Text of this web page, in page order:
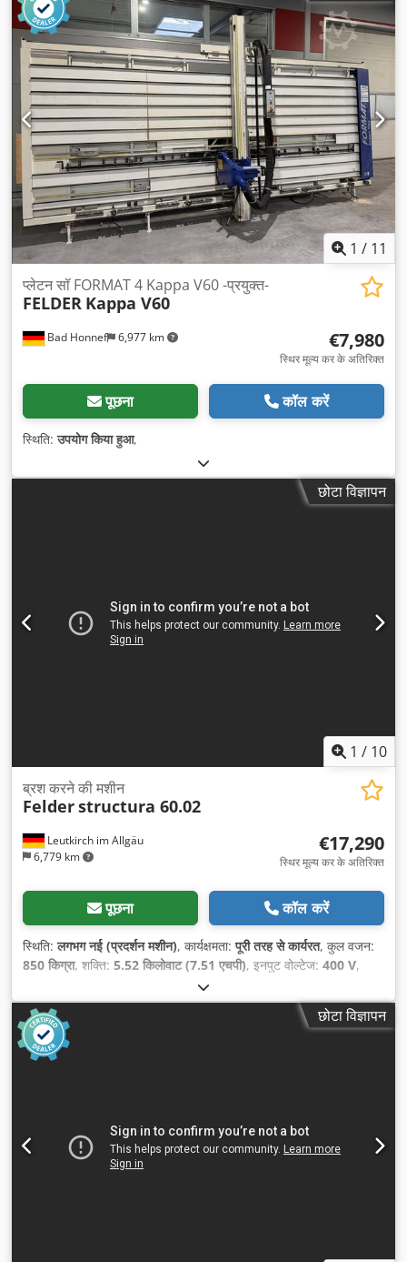
1 / 11
Bad Honnef 6,977 km
प्लेटन सॉ FORMAT 4 Kappa V60 -प्रयुक्त-
FELDER Kappa V60
€7,980
स्थिर मूल्य कर के अतिरिक्त
पूछना कॉल करें
स्थिति:उपयोग किया हुआ,
छोटा विज्ञापन
1 / 10
Leutkirch im Allgäu
6,779 km
ब्रश करने की मशीन
Felderstructura 60.02
€17,290
स्थिर मूल्य कर के अतिरिक्त
पूछना कॉल करें
स्थिति:लगभग नई (प्रदर्शन मशीन), कार्यक्षमता:पूरी तरह से कार्यरत, कुल वजन:
850 किग्रा, शक्ति: 5.52 किलोवाट (7.51 एचपी), इनपुट वोल्टेज: 400 V,
, पीसने की चौड़ाई:
छोटा विज्ञापन